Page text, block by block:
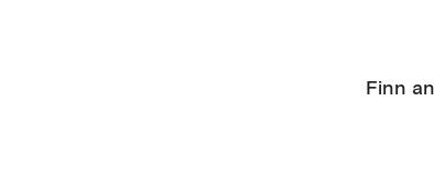
Finn